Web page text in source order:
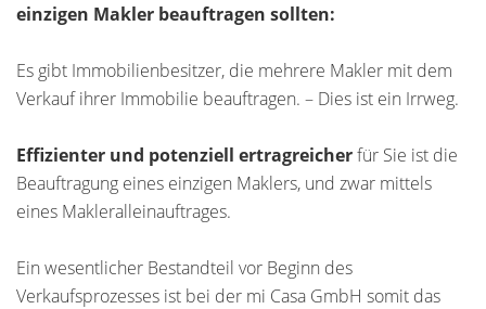
einzigen Makler beauftragen sollten:
Es gibt Immobilienbesitzer, die mehrere Makler mit dem
Verkauf ihrer Immobilie beauftragen. – Dies ist ein Irrweg.
Effizienter und potenziell ertragreicherfür Sie ist die
Beauftragung eines einzigen Maklers, und zwar mittels
eines Makleralleinauftrages.
Ein wesentlicher Bestandteil vor Beginn des
Verkaufsprozesses ist bei der mi Casa GmbH somit das